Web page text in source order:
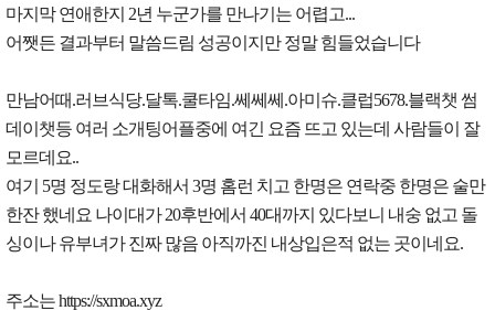
마지막 연애한지 2년 누군가를 만나기는 어렵고...
어쨋든 결과부터 말씀드림 성공이지만 정말 힘들었습니다
만남어때.러브식당.달톡.쿨타임.쎄쎄쎄.아미슈.클럽5678.블랙챗 썸
데이챗등 여러 소개팅어플중에 여긴 요즘 뜨고 있는데 사람들이 잘
모르데요..
여기 5명 정도랑 대화해서 3명 홈런 치고 한명은 연락중 한명은 술만
한잔 했네요 나이대가 20후반에서 40대까지 있다보니 내숭 없고 돌
싱이나 유부녀가 진짜 많음 아직까진 내상입은적 없는 곳이네요.
주소는 https://sxmoa.xyz